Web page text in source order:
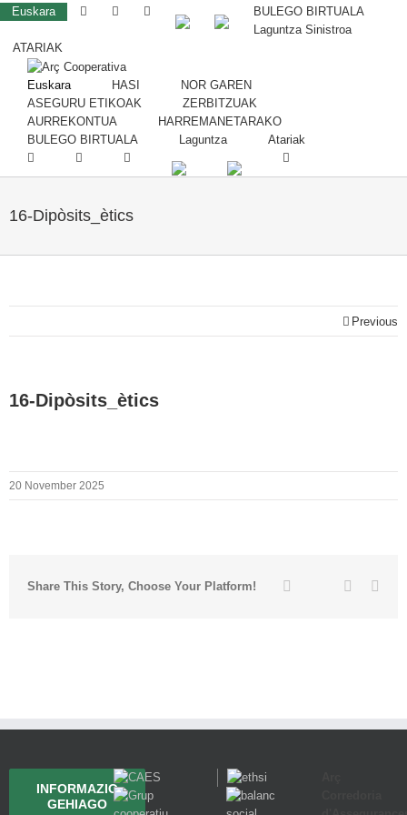
Euskara
BULEGO BIRTUALA
Laguntza Sinistroa
ATARIAK
Euskara HASI
NOR GAREN
ASEGURU ETIKOAK
ZERBITZUAK
AURREKONTUA
HARREMANETARAKO
BULEGO BIRTUALA
Laguntza Atariak
16-Dipòsits_ètics
Previous
16-Dipòsits_ètics
20 November 2025
Share This Story, Choose Your Platform! Facebook
TwitterLinkedin
INFORMAZIO
GEHIAGO